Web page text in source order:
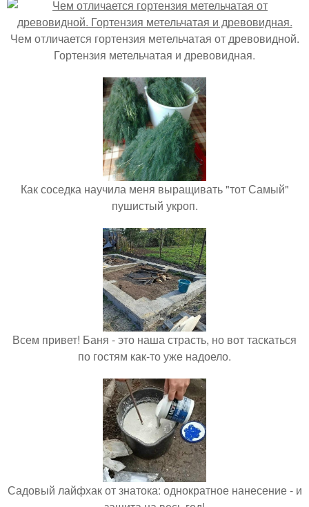
Чем отличается гортензия метельчатая от древовидной.
Гортензия метельчатая и древовидная.
Как соседка научила меня выращивать "тот Самый"
пушистый укроп.
Всем привет! Баня - это наша страсть, но вот таскаться
по гостям как-то уже надоело.
Садовый лайфхак от знатока: однократное нанесение - и